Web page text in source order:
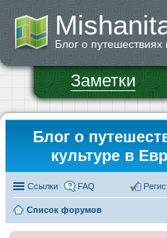
Блог о путешествиях
Заметки
Блог о
культуре в
Ссылки FAQ
Список форумов